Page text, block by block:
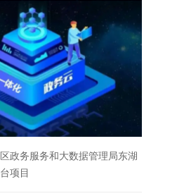
政务服务和大数据管理局东湖
项目